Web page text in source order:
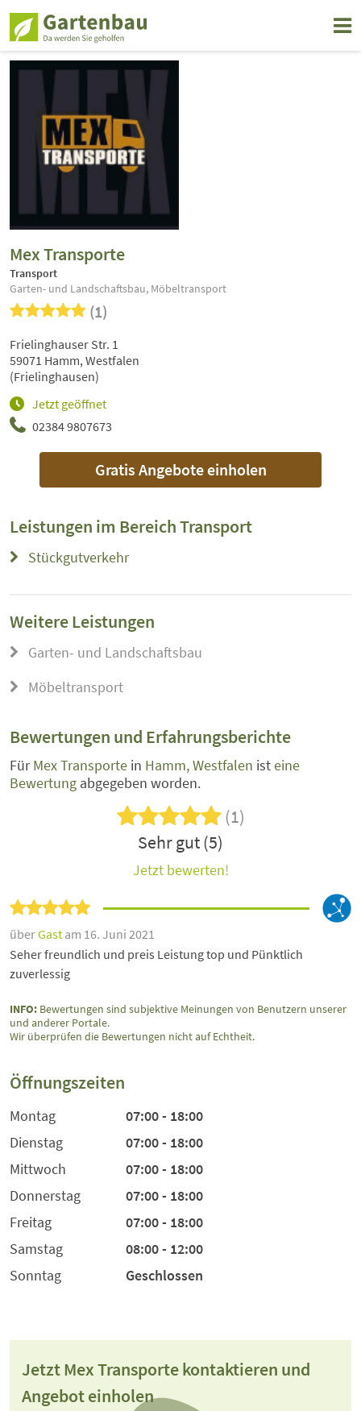
Mex Transporte
Transport
Garten- und Landschaftsbau, Möbeltransport
(1)
02384 9807673
Jetzt geöffnet
Frielinghauser Str. 1
59071 Hamm, Westfalen
(Frielinghausen)
Gratis Angebote einholen
Leistungen im BereichTransport
Stückgutverkehr
Weitere Leistungen
Garten- und Landschaftsbau
Möbeltransport
Bewertungen und Erfahrungsberichte
FürMex Transporte in Hamm, Westfalen isteine
Bewertung abgegeben worden.
(1)
Sehr gut (5)
Jetzt bewerten!
überGast am 16. Juni 2021
Seher freundlich und preis Leistung top und Pünktlich
zuverlessig
INFO: Bewertungen sind subjektive Meinungen von Benutzern unserer
und anderer Portale.
Wir überprüfen die Bewertungen nicht auf Echtheit.
Öffnungszeiten
Montag
07:00 - 18:00
Dienstag
07:00 - 18:00
Mittwoch
07:00 - 18:00
Donnerstag
07:00 - 18:00
Freitag
07:00 - 18:00
Samstag
08:00 - 12:00
Sonntag
Geschlossen
Jetzt Mex Transporte kontaktieren und
Angebot einholen